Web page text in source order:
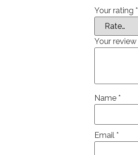
Your rating *
Your review
Name *
Email *